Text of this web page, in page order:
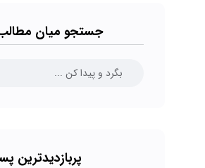
جستجو میان
پربازدیدترین